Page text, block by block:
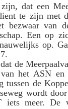
dat een
te zijn met
bezwaar van
Een op
op.
de
het ASN en
tussen de
wordt
iets meer. De